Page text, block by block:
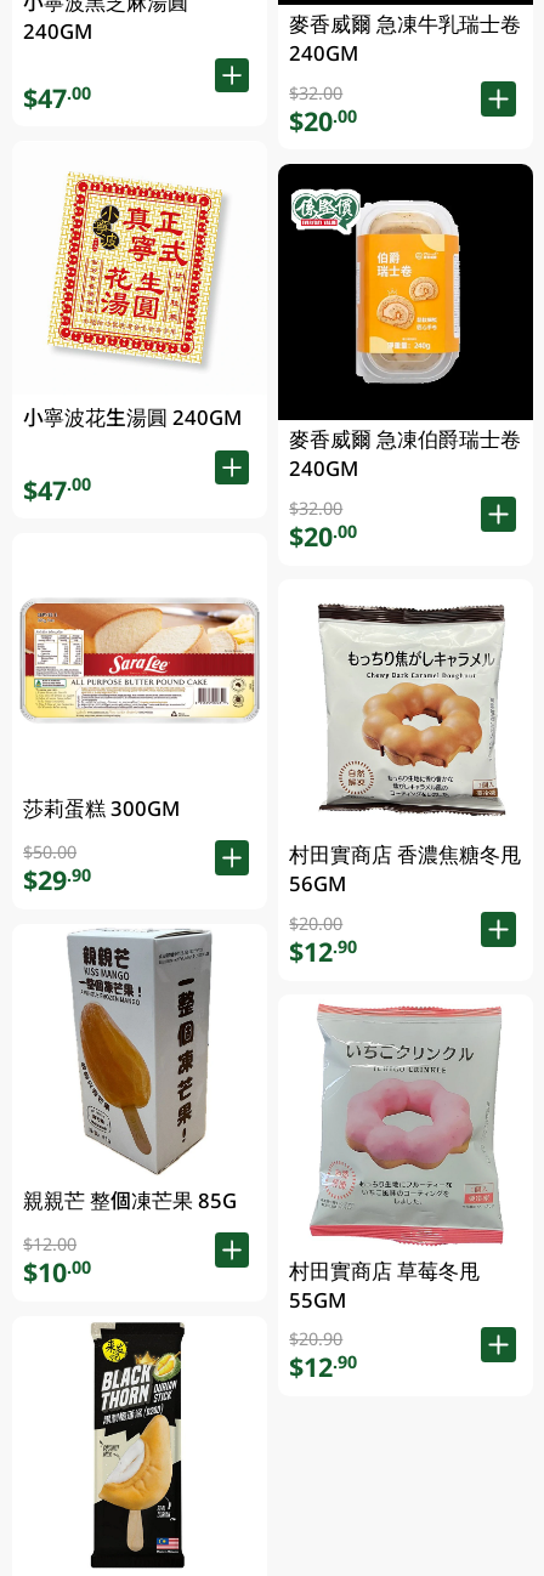
240GM
$47.00
小寧波花生湯圓 240GM
$47.00
莎莉蛋糕 300GM
$50.00
$29.90
親親芒 整個凍芒果 85G
$12.00
$10.00
麥香威爾 急凍牛乳瑞士卷
240GM
$32.00
$20.00
麥香威爾 急凍伯爵瑞士卷
240GM
$32.00
$20.00
村田實商店 香濃焦糖冬甩
56GM
$20.00
$12.90
村田實商店 草莓冬甩
55GM
$20.90
$12.90